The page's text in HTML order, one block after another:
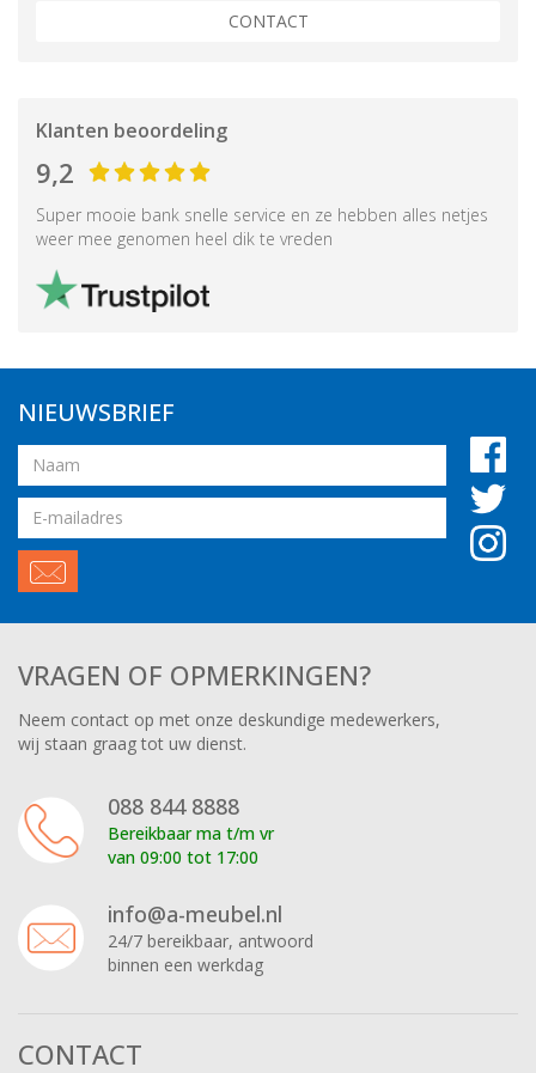
CONTACT
Klanten beoordeling
9,2
Super mooie bank snelle service en ze hebben alles netjes
weer mee genomen heel dik te vreden
NIEUWSBRIEF
Naam
Email
adres
VRAGEN OF OPMERKINGEN?
Neem contact op met onze deskundige medewerkers,
wij staan graag tot uw dienst.
088 844 8888
Bereikbaar ma t/m vr
van 09:00 tot 17:00
info@a-meubel.nl
24/7 bereikbaar, antwoord
binnen een werkdag
CONTACT